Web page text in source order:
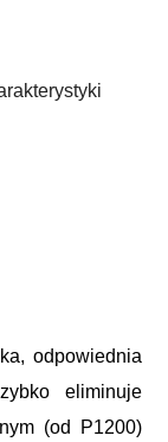
odpowiednia
eliminuje
(od P1200)